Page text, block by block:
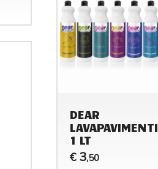
DEAR
LAVAPAVIMENTI
1 LT
€ 3,50